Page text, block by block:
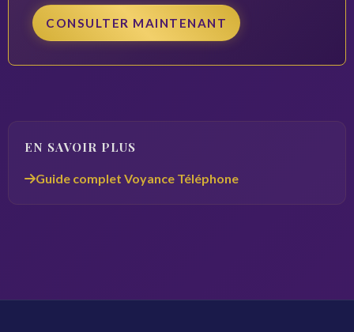
CONSULTER MAINTENANT
EN SAVOIR PLUS
Guide complet Voyance Téléphone